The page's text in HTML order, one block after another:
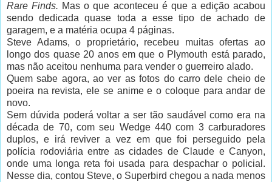
Rare Finds. Mas o que aconteceu é que a edição acabou
sendo dedicada quase toda a esse tipo de achado de
garagem, e a matéria ocupa 4 páginas.
Steve Adams, o proprietário, recebeu muitas ofertas ao
longo dos quase 20 anos em que o Plymouth está parado,
mas não aceitou nenhuma para vender o guerreiro alado.
Quem sabe agora, ao ver as fotos do carro dele cheio de
poeira na revista, ele se anime e o coloque para andar de
novo.
Sem dúvida poderá voltar a ser tão saudável como era na
década de 70, com seu Wedge 440 com 3 carburadores
duplos, e irá reviver a vez em que foi perseguido pela
polícia rodoviária entre as cidades de Claude e Canyon,
onde uma longa reta foi usada para despachar o policial.
Nesse dia, contou Steve, o Superbird chegou a nada menos